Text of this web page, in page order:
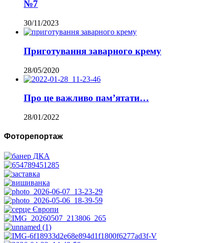
№7
30/11/2023
Приготування заварного крему
28/05/2020
Про це важливо пам’ятати…
28/01/2022
Фоторепортаж